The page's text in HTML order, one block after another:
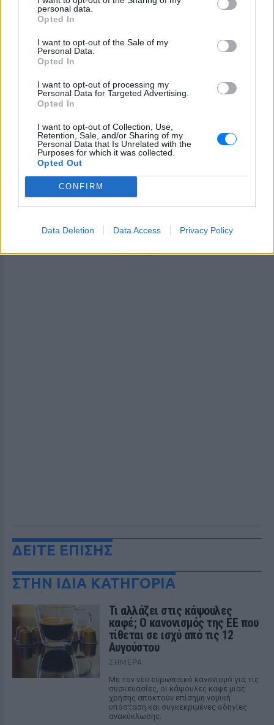
personal data.
Opted In
I want to opt-out of the Sale of my
Personal Data.
Opted In
I want to opt-out of processing my
Personal Data for Targeted Advertising.
Opted In
I want to opt-out of Collection, Use,
Retention, Sale, and/or Sharing of my
Personal Data that Is Unrelated with the
Purposes for which it was collected.
Opted Out
CONFIRM
Data Deletion Data Access Privacy Policy
Ακολουθήστε το E-Radio.gr στοGoogle News
και μάθετε πρώτοι
Εσύ μπήκες στο E-Daily.gr; Τα νέα της ημέρας
Ακολουθήστε το E-Radio.gr και στο Instagram
ΔΙΑΦΗΜΙΣΗ
ΔΕΙΤΕ ΕΠΙΣΗΣ
ΣΤΗΝ ΙΔΙΑ ΚΑΤΗΓΟΡΙΑ
Τι αλλάζει στις κάψουλες
καφέ; Ο κανονισμός της ΕΕ που
τίθεται σε ισχύ από τις 12
Αυγούστου
ΣΉΜΕΡΑ
Με τον νέο ευρωπαϊκό κανονισμό για τις
συσκευασίες, οι κάψουλες καφέ μιας
χρήσης αποκτούν επίσημη νομική
υπόσταση και συγκεκριμένες οδηγίες
ανακύκλωσης.